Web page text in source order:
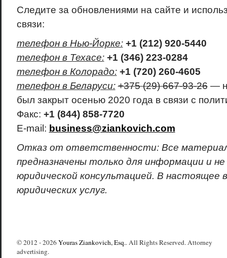
Следите за обновлениями на сайте и
связи:
телефон в Нью-Йорке: +1 (212) 920-5440
телефон в Техасе: +1 (346) 223-0284
телефон в Колорадо: +1 (720) 260-4605
телефон в Беларуси: +375 (29) 667-93-26—
был закрыт осенью 2020 года в связи с
Факс: +1 (844) 858-7720
E-mail: business@ziankovich.com
Отказ от ответственности: Все
предназначены только для информации и
юридической консультацией. В настоящее
юридических услуг.
© 2012 - 2026Youras Ziankovich, Esq.. All Rights Reserved. Attorney
advertising.